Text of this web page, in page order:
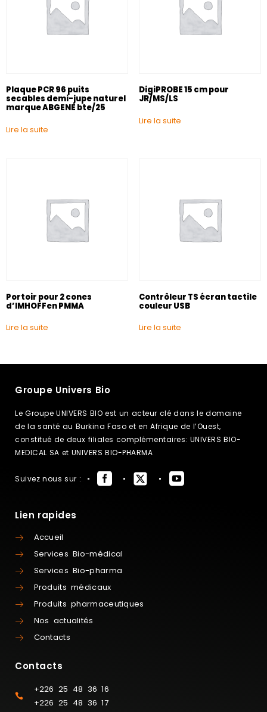
Plaque PCR 96 puits
secables demi-jupe naturel
marque ABGENE bte/25
Lire la suite
DigiPROBE 15 cm pour
JR/MS/LS
Lire la suite
Portoir pour 2 cones
d’IMHOFFen PMMA
Lire la suite
Contrôleur TS écran tactile
couleur USB
Lire la suite
Groupe Univers Bio
Le Groupe UNIVERS BIO est un acteur clé dans le domaine
de la santé au Burkina Faso et en Afrique de l’Ouest,
constitué de deux filiales complémentaires: UNIVERS BIO-
MEDICAL SA et UNIVERS BIO-PHARMA
Suivez nous sur :
Lien rapides
Accueil
Services Bio-médical
Services Bio-pharma
Produits médicaux
Produits pharmaceutiques
Nos actualités
Contacts
Contacts
+226 25 48 36 16
+226 25 48 36 17